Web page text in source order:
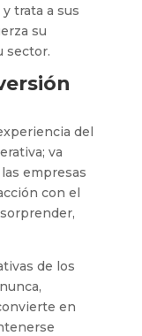
trata a sus
su
sector.
del
va
empresas
con el
de los
en